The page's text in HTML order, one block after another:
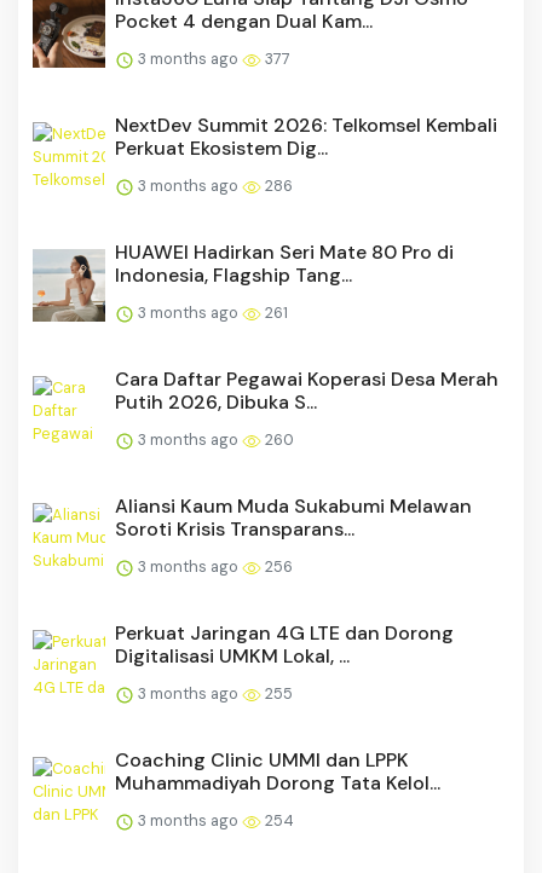
Pocket 4 dengan Dual Kam...
3 months ago 377
NextDev Summit 2026: Telkomsel Kembali
Perkuat Ekosistem Dig...
3 months ago 286
HUAWEI Hadirkan Seri Mate 80 Pro di
Indonesia, Flagship Tang...
3 months ago 261
Cara Daftar Pegawai Koperasi Desa Merah
Putih 2026, Dibuka S...
3 months ago 260
Aliansi Kaum Muda Sukabumi Melawan
Soroti Krisis Transparans...
3 months ago 256
Perkuat Jaringan 4G LTE dan Dorong
Digitalisasi UMKM Lokal, ...
3 months ago 255
Coaching Clinic UMMI dan LPPK
Muhammadiyah Dorong Tata Kelol...
3 months ago 254